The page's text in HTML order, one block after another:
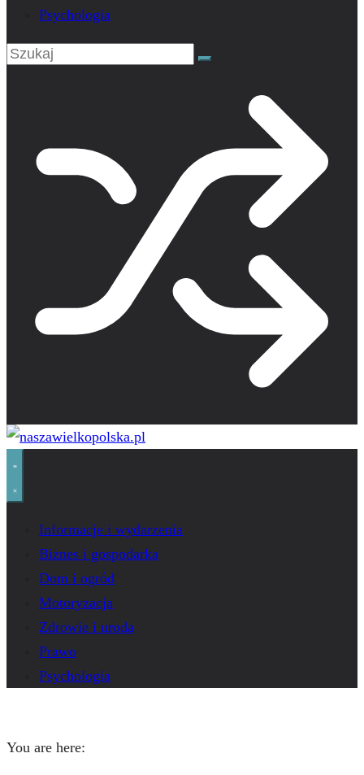
Psychologia
Informacje i wydarzenia
Biznes i gospodarka
Dom i ogród
Motoryzacja
Zdrowie i uroda
Prawo
Psychologia
You are here: